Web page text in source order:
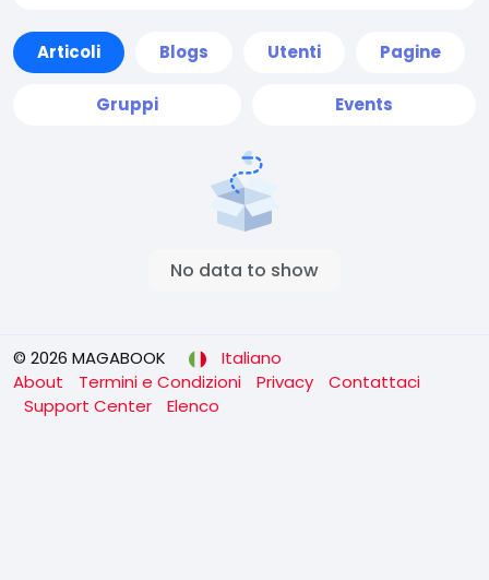
Articoli Blogs Utenti Pagine
Gruppi Events
No data to show
© 2026 MAGABOOK
Italiano
About
Termini e Condizioni Privacy
Contattaci
Support Center
Elenco